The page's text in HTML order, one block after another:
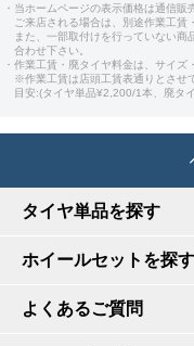
・当ホームページの表示価格は通信販
ご来店される場合は、別途作業工賃
また、一部取付けを行っていない
合わせ下さい。
・作業工賃・廃タイヤ料金は、サイズ
※作業工賃は店頭工賃表通りとさせ
目安:(タイヤ単品¥2,200/1本、廃タ
タイヤ単品を探す
ホイールセットを探す
よくあるご質問